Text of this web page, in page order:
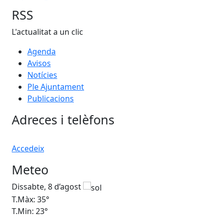
RSS
L'actualitat a un clic
Agenda
Avisos
Notícies
Ple Ajuntament
Publicacions
Adreces i telèfons
Accedeix
Meteo
Dissabte, 8 d’agost
T.Màx: 35°
T.Min: 23°